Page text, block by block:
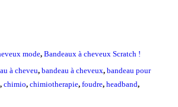
mode,Bandeaux à cheveux Scratch !
à cheveu,bandeau à cheveux,bandeau pour
,chimio,chimiotherapie,foudre,headband,